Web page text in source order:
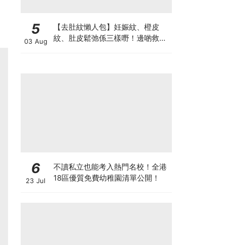
5
03 Aug
【去肚紋懶人包】妊娠紋、橙皮
紋、肚皮鬆弛係三樣嘢！邊啲救得
6
23 Jul
不讀私立也能考入熱門名校！全港
18區優質免費幼稚園清單公開！